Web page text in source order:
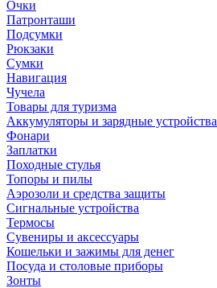
Очки
Патронташи
Подсумки
Рюкзаки
Сумки
Навигация
Чучела
Товары для туризма
Аккумуляторы и зарядные устройства
Фонари
Заплатки
Походные стулья
Топоры и пилы
Аэрозоли и средства защиты
Сигнальные устройства
Термосы
Сувениры и аксессуары
Кошельки и зажимы для денег
Посуда и столовые приборы
Зонты